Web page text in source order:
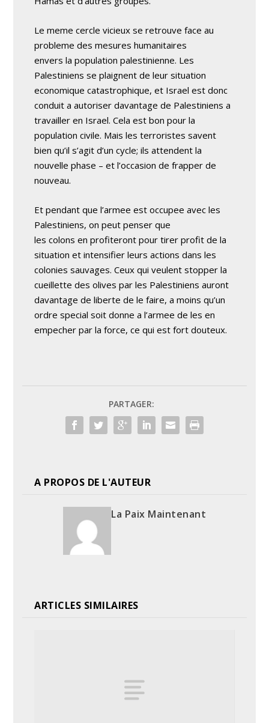
Le meme cercle vicieux se retrouve face au
probleme des mesures humanitaires
envers la population palestinienne. Les
Palestiniens se plaignent de leur situation
economique catastrophique, et Israel est donc
conduit a autoriser davantage de Palestiniens a
travailler en Israel. Cela est bon pour la
population civile. Mais les terroristes savent
bien qu’il s’agit d’un cycle; ils attendent la
nouvelle phase – et l’occasion de frapper de
nouveau.
Et pendant que l’armee est occupee avec les
Palestiniens, on peut penser que
les colons en profiteront pour tirer profit de la
situation et intensifier leurs actions dans les
colonies sauvages. Ceux qui veulent stopper la
cueillette des olives par les Palestiniens auront
davantage de liberte de le faire, a moins qu’un
ordre special soit donne a l’armee de les en
empecher par la force, ce qui est fort douteux.
PARTAGER:
A PROPOS DE L'AUTEUR
La Paix Maintenant
ARTICLES SIMILAIRES